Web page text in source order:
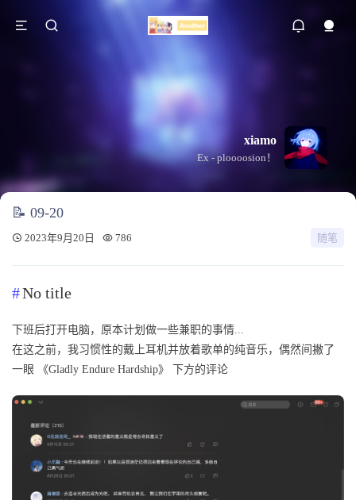
xiamo
Ex - ploooosion！
📝 09-20
2023年9月20日 786 随笔
No title
下班后打开电脑，原本计划做一些兼职的事情...
在这之前，我习惯性的戴上耳机并放着歌单的纯音乐，偶然间撇了
一眼 《Gladly Endure Hardship》 下方的评论